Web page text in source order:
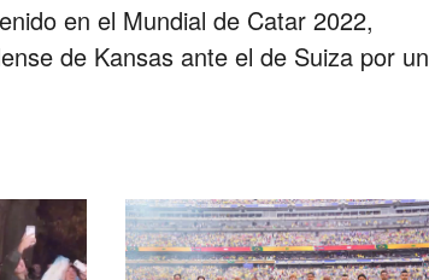
en el Mundial de Catar 2022,
de Kansas ante el de Suiza por un